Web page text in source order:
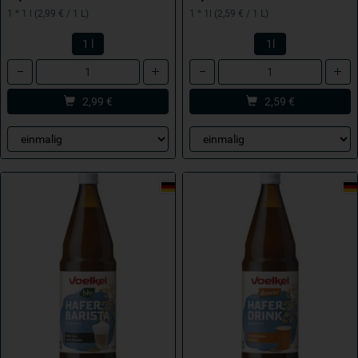
1 * 1 l (2,99 € / 1 L)
1 l
Anzahl
2,99 €
1 * 1l (2,59 € / 1 L)
1l
Anzahl
2,59 €